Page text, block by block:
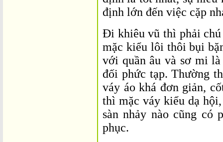
định lớn đến việc cặp
Đi khiêu vũ thì phải chú
mặc kiểu lôi thôi bụi
với quần âu và sơ mi
đối phức tạp. Thường
váy áo khá đơn giản,
thì mặc váy kiểu dạ
sàn nhảy nào cũng có
phục.